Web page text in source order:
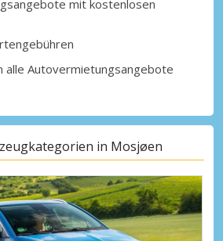
mit kostenlosen
alle Autovermietungsangebote
in Mosjøen